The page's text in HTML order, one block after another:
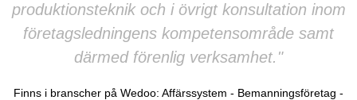
produktionsteknik och i övrigt konsultation inom
företagsledningens kompetensområde samt
därmed förenlig verksamhet."
Finns i branscher på Wedoo: Affärssystem - Bemanningsföretag -